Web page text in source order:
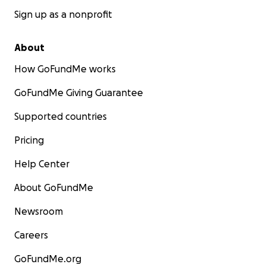
Sign up as a nonprofit
About
How GoFundMe works
GoFundMe Giving Guarantee
Supported countries
Pricing
Help Center
About GoFundMe
Newsroom
Careers
GoFundMe.org